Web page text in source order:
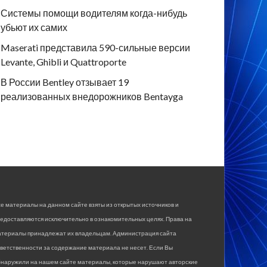
Системы помощи водителям когда-нибудь
убьют их самих
Maserati представила 590-сильные версии
Levante, Ghibli и Quattroporte
В России Bentley отзывает 19
реализованных внедорожников Bentayga
материалы на данном сайте взяты из открытых источников и
исключительно в ознакомительных целях. Права на
принадлежат их владельцам. Администрация сайта
за содержание материала не несет. Если Вы
на нашем сайте материалы, которые нарушают авторские